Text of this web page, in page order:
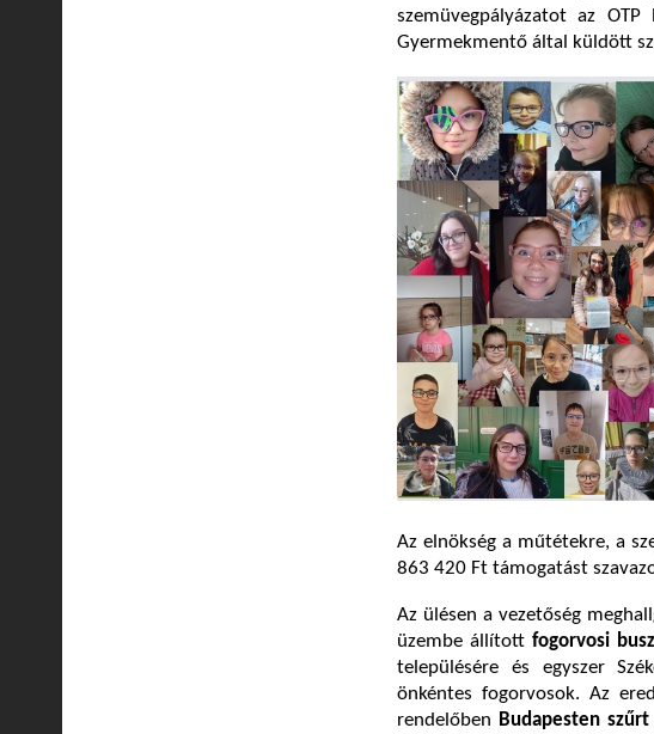
szemüvegpályázatot az
Gyermekmentő által küldött
Az elnökség a műtétekre, a
863 420 Ft támogatást
Az ülésen a vezetőség
üzembe állítottfogorvosi
településére és egyszer
önkéntes fogorvosok. Az
rendelőben Budapesten